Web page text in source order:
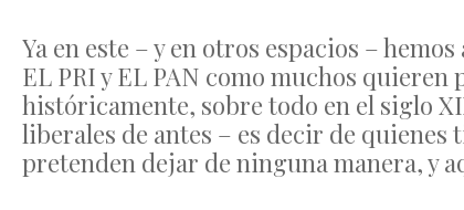
Ya en este – y en otros espacios –
EL PRI y EL PAN como muchos
históricamente, sobre todo en el siglo
liberales de antes – es decir de
pretenden dejar de ninguna manera, y